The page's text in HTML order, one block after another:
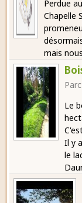
Perdue
Chapelle
mais
Le
Il y
le